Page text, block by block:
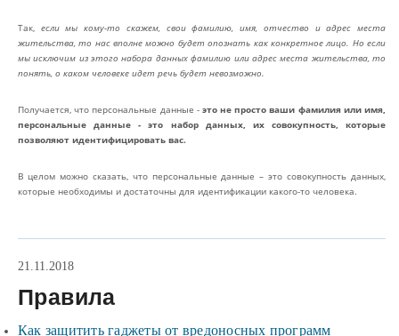
Так, если мы кому-то скажем, свои фамилию, имя, отчество и адрес места
жительства, то нас вполне можно будет опознать как конкретное лицо. Но если
мы исключим из этого набора данных фамилию или адрес места жительства, то
понять, о каком человеке идет речь будет невозможно.
Получается, что персональные данные - это не просто ваши фамилия или имя,
персональные данные - это набор данных, их совокупность, которые
позволяют идентифицировать вас.
В целом можно сказать, что персональные данные – это совокупность данных,
которые необходимы и достаточны для идентификации какого-то человека.
21.11.2018
Правила
Как защитить гаджеты от вредоносных программ